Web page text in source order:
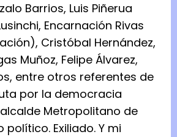
Barrios, Luis Piñerua
Encarnación Rivas
Cristóbal Hernández,
Muñoz, Felipe Álvarez,
entre otros referentes de
por la democracia
Metropolitano de
político. Exiliado. Y mi